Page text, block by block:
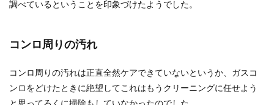
調べているということを印象づけたようでした。
コンロ周りの汚れ
コンロ周りの汚れは正直全然ケアできていないというか、ガスコ
ンロをどけたときに絶望してこれはもうクリーニングに任せよう
と思ってろくに掃除もしていなかったのでした。